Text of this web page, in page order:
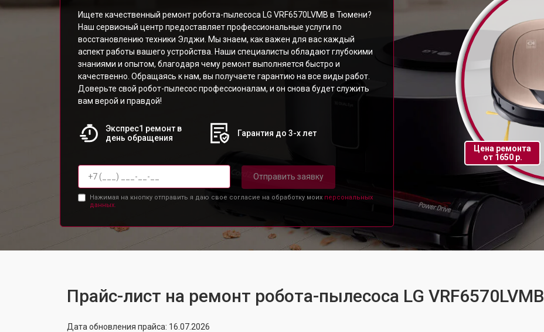
Ищете качественный ремонт робота-пылесоса LG VRF6570LVMB в Тюмени?
Наш сервисный центр предоставляет профессиональные услуги по
восстановлению техники Элджи. Мы знаем, как важен для вас каждый
аспект работы вашего устройства. Наши специалисты обладают глубокими
знаниями и опытом, благодаря чему ремонт выполняется быстро и
качественно. Обращаясь к нам, вы получаете гарантию на все виды работ.
Доверьте свой робот-пылесос профессионалам, и он снова будет служить
вам верой и правдой!
Экспрес1 ремонт в
день обращения
Гарантия до 3-х лет
Отправить заявку
Нажимая на кнопку отправить я даю свое согласие на обработку моих персональных
данных.
Цена ремонта
от 1650 р.
Прайс-лист на ремонт робота-пылесоса LG VRF6570LVMB
Дата обновления прайса: 16.07.2026